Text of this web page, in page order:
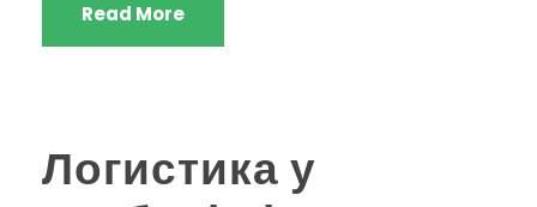
Read More
Логистика у